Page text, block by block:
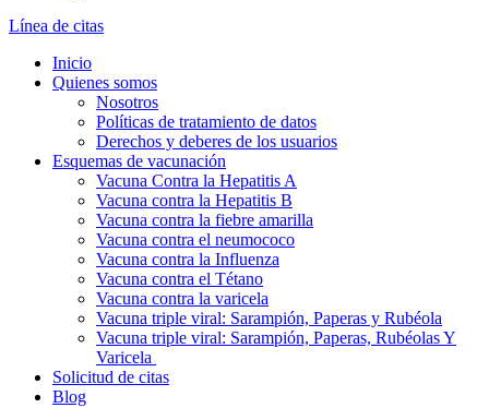
Línea de citas
Inicio
Quienes somos
Nosotros
Políticas de tratamiento de datos
Derechos y deberes de los usuarios
Esquemas de vacunación
Vacuna Contra la Hepatitis A
Vacuna contra la Hepatitis B
Vacuna contra la fiebre amarilla
Vacuna contra el neumococo
Vacuna contra la Influenza
Vacuna contra el Tétano
Vacuna contra la varicela
Vacuna triple viral: Sarampión, Paperas y Rubéola
Vacuna triple viral: Sarampión, Paperas, Rubéolas Y
Varicela
Solicitud de citas
Blog